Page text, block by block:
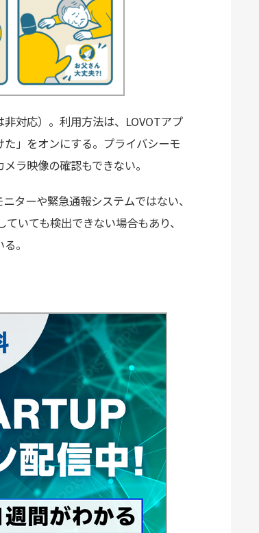
対応）。利用方法は、LOVOTアプ
」をオンにする。プライバシーモ
ラ映像の確認もできない。
ターや緊急通報システムではない、
いても検出できない場合もあり、
。